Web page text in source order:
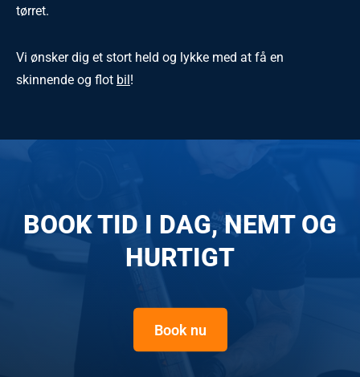
tørret.
Vi ønsker dig et stort held og lykke med at få en
skinnende og flot bil!
BOOK TID I DAG, NEMT OG
HURTIGT
Book nu